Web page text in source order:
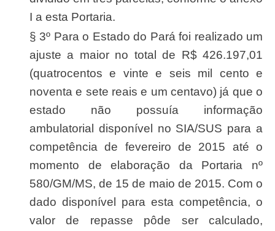
I a esta Portaria.
§ 3º Para o Estado do Pará foi realizado um
ajuste a maior no total de R$ 426.197,01
(quatrocentos e vinte e seis mil cento e
noventa e sete reais e um centavo) já que o
estado não possuía informação
ambulatorial disponível no SIA/SUS para a
competência de fevereiro de 2015 até o
momento de elaboração da Portaria nº
580/GM/MS, de 15 de maio de 2015. Com o
dado disponível para esta competência, o
valor de repasse pôde ser calculado,